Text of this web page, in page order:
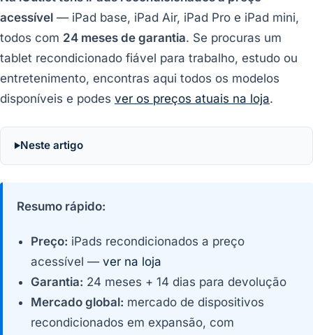
acessível — iPad base, iPad Air, iPad Pro e iPad mini,
todos com 24 meses de garantia. Se procuras um
tablet recondicionado fiável para trabalho, estudo ou
entretenimento, encontras aqui todos os modelos
disponíveis e podes ver os preços atuais na loja.
Neste artigo
Resumo rápido:
Preço: iPads recondicionados a preço
acessível — ver na loja
Garantia: 24 meses + 14 dias para devolução
Mercado global: mercado de dispositivos
recondicionados em expansão, com